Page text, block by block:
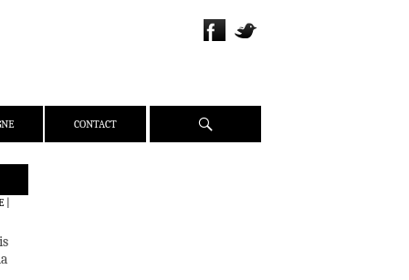
CONTACT Recherche
|